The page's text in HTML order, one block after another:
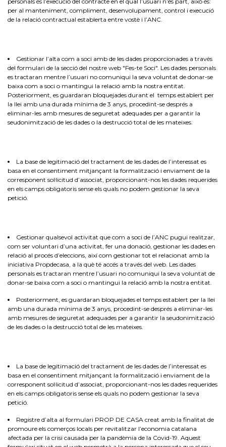
per al manteniment, compliment, desenvolupament, control i execució
de la relació contractual establerta entre vostè i l’ANC.
Gestionar l’alta com a soci amb de les dades proporcionades a través
del formulari de la secció del nostre web "Fes-te Soci". Les dades personals
es tractaran mentre l’usuari no comuniqui la seva voluntat de donar-se
baixa com a soci o mantingui la relació amb la nostra entitat.
Posteriorment, es guardaran bloquejades durant el temps establert per
la llei amb una durada mínima de 3 anys, procedint-se després a
eliminar-les amb mesures de seguretat adequades per a garantir la
seudonimització de les dades o la destrucció total de les mateixes.
La base de legitimació del tractament de les dades de l’interessat es
basa en el consentiment mitjançant la formalització i enviament de la
corresponent sol·licitud d’associat, proporcionant-nos les dades requerides
en els camps obligatoris sense els quals no podem gestionar la seva
petició.
Gestionar qualsevol activitat que com a soci de l’ANC pugui realitzar,
com ser voluntari d’una activitat, fer una donació, gestionar les dades en
relació al procés d’eleccions, així com gestionar tot el relacionat amb la
iniciativa Propdecasa, a la què té accés a través del web. Les dades
personals es tractaran mentre l’usuari no comuniqui la seva voluntat de
donar-se baixa com a soci o mantingui la relació amb la nostra entitat.
Posteriorment, es guardaran bloquejades el temps establert per la llei
amb una durada mínima de 3 anys, procedint-se després a eliminar-les
amb mesures de seguretat adequades per a garantir la seudonimització
de les dades o la destrucció total de les mateixes.
La base de legitimació del tractament de les dades de l’interessat es
basa en el consentiment mitjançant la formalització i enviament de la
corresponent sol·licitud d’associat, proporcionant-nos les dades requerides
en els camps obligatoris sense els quals no podem gestionar la seva
petició.
Registre d’alta al formulari PROP DE CASA creat amb la finalitat de
promoure els comerços locals per revitalitzar l’economia catalana
afectada per la crisi causada per la pandèmia de la Covid-19. Aquest